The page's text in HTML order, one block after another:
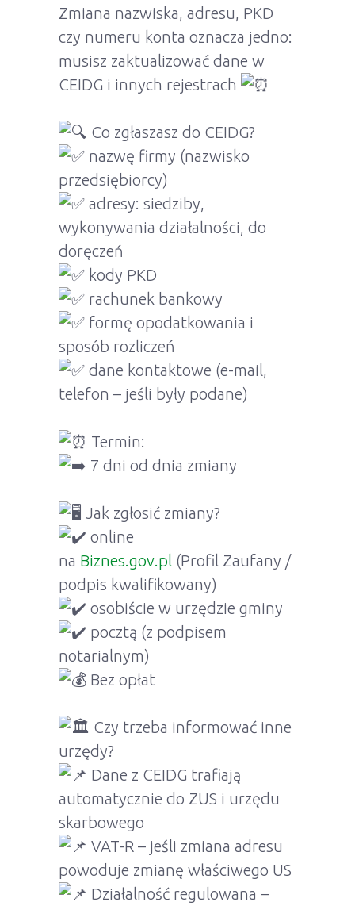
Zmiana nazwiska, adresu, PKD
czy numeru konta oznacza jedno:
musisz zaktualizować dane w
CEIDG i innych rejestrach
Co zgłaszasz do CEIDG?
nazwę firmy (nazwisko
przedsiębiorcy)
adresy: siedziby,
wykonywania działalności, do
doręczeń
kody PKD
rachunek bankowy
formę opodatkowania i
sposób rozliczeń
dane kontaktowe (e-mail,
telefon – jeśli były podane)
Termin:
7 dni od dnia zmiany
Jak zgłosić zmiany?
online
na Biznes.gov.pl (Profil Zaufany /
podpis kwalifikowany)
osobiście w urzędzie gminy
pocztą (z podpisem
notarialnym)
Bez opłat
Czy trzeba informować inne
urzędy?
Dane z CEIDG trafiają
automatycznie do ZUS i urzędu
skarbowego
VAT-R – jeśli zmiana adresu
powoduje zmianę właściwego US
Działalność regulowana –